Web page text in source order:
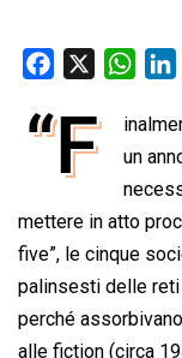
c
o
o
k
W
a
t
s
A
p
p
I
n
“F
un
mettere in atto
five”, le cinque
palinsesti delle reti
perché
alle fiction (circa